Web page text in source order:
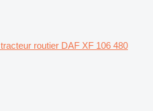
tracteur routier DAF XF 106 480